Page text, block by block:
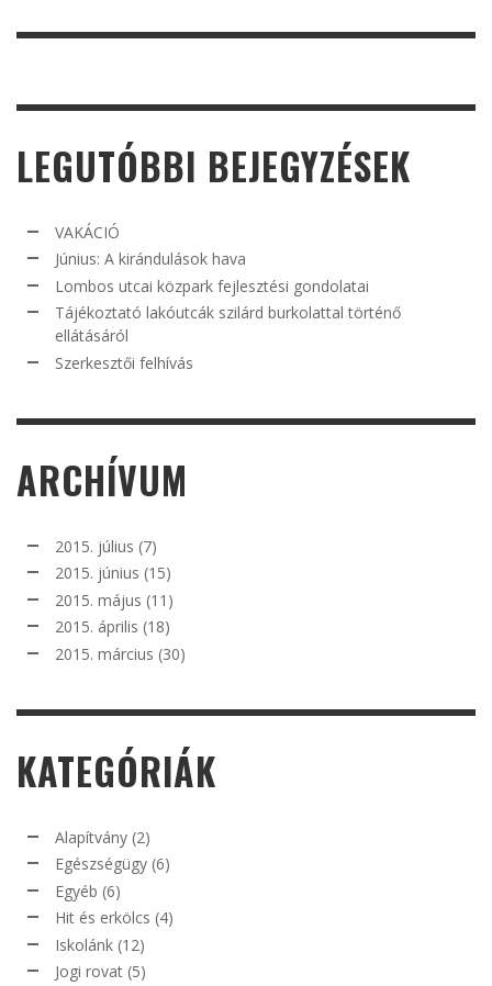
LEGUTÓBBI BEJEGYZÉSEK
VAKÁCIÓ
Június: A kirándulások hava
Lombos utcai közpark fejlesztési gondolatai
Tájékoztató lakóutcák szilárd burkolattal történő
ellátásáról
Szerkesztői felhívás
ARCHÍVUM
2015. július (7)
2015. június (15)
2015. május (11)
2015. április (18)
2015. március (30)
KATEGÓRIÁK
Alapítvány (2)
Egészségügy (6)
Egyéb (6)
Hit és erkölcs (4)
Iskolánk (12)
Jogi rovat (5)